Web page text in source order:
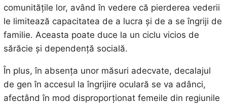
comunitățile lor, având în vedere că pierderea vederii
le limitează capacitatea de a lucra și de a se îngriji de
familie. Aceasta poate duce la un ciclu vicios de
sărăcie și dependență socială.
În plus, în absența unor măsuri adecvate, decalajul
de gen în accesul la îngrijire oculară se va adânci,
afectând în mod disproporționat femeile din regiunile